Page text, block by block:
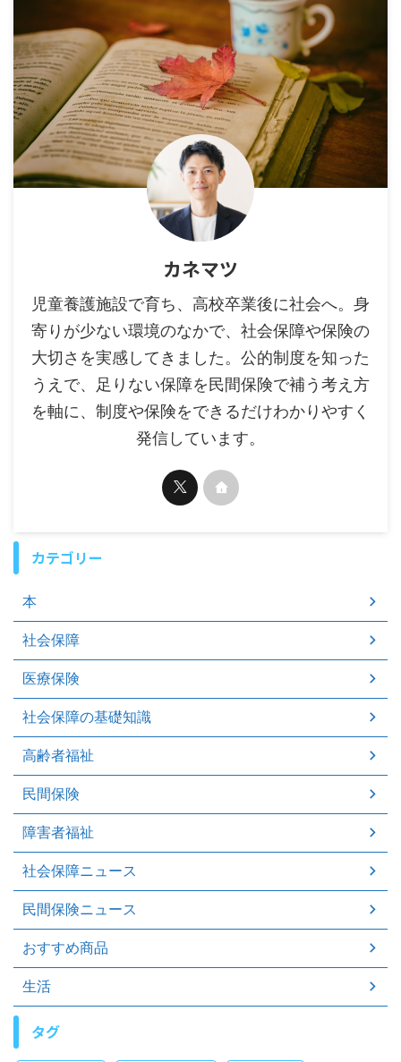
カネマツ
児童養護施設で育ち、高校卒業後に社会へ。身
寄りが少ない環境のなかで、社会保障や保険の
大切さを実感してきました。公的制度を知った
うえで、足りない保障を民間保険で補う考え方
を軸に、制度や保険をできるだけわかりやすく
発信しています。
カテゴリー
本
社会保障
医療保険
社会保障の基礎知識
高齢者福祉
民間保険
障害者福祉
社会保障ニュース
民間保険ニュース
おすすめ商品
生活
タグ